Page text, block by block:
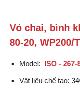
Vỏ chai, bình
80-20, WP200/
Model: ISO - 267-
Vật liệu chế tạo: